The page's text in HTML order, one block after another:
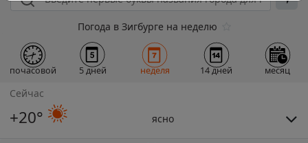
Погода в Зигбурге на неделю
почасовой 5 дней неделя 14 дней месяц
Сейчас
+20° ясно